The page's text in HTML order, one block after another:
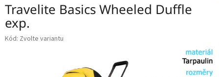
Travelite Basics Wheeled Duffle
exp.
Kód: Zvolte variantu